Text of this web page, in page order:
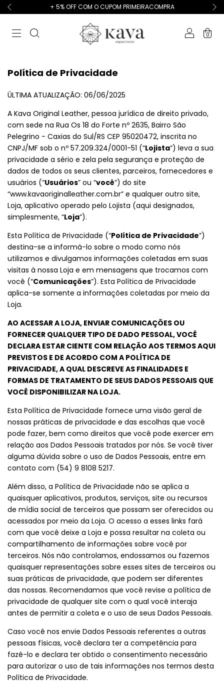
+ 5% OFF COM O CUPOM PRIMEIRACOMPRA
0
Política de Privacidade
ÚLTIMA ATUALIZAÇÃO: 06/06/2025
A Kava Original Leather, pessoa jurídica de direito privado,
com sede na Rua Os 18 do Forte nº 2635, Bairro São
Pelegrino - Caxias do Sul/RS CEP 95020472, inscrita no
CNPJ/MF sob o nº 57.209.324/0001-51 (“Lojista”) leva a sua
privacidade a sério e zela pela segurança e proteção de
dados de todos os seus clientes, parceiros, fornecedores e
usuários (“Usuários” ou “você”) do site
“www.kavaoriginalleather.com.br” e qualquer outro site,
Loja, aplicativo operado pelo Lojista (aqui designados,
simplesmente, “Loja”).
Esta Política de Privacidade (“Política de Privacidade”)
destina-se a informá-lo sobre o modo como nós
utilizamos e divulgamos informações coletadas em suas
visitas à nossa Loja e em mensagens que trocamos com
você (“Comunicações”). Esta Política de Privacidade
aplica-se somente a informações coletadas por meio da
Loja.
AO ACESSAR A LOJA, ENVIAR COMUNICAÇÕES OU
FORNECER QUALQUER TIPO DE DADO PESSOAL, VOCÊ
DECLARA ESTAR CIENTE COM RELAÇÃO AOS TERMOS AQUI
PREVISTOS E DE ACORDO COM A POLÍTICA DE
PRIVACIDADE, A QUAL DESCREVE AS FINALIDADES E
FORMAS DE TRATAMENTO DE SEUS DADOS PESSOAIS QUE
VOCÊ DISPONIBILIZAR NA LOJA.
Esta Política de Privacidade fornece uma visão geral de
nossas práticas de privacidade e das escolhas que você
pode fazer, bem como direitos que você pode exercer em
relação aos Dados Pessoais tratados por nós. Se você tiver
alguma dúvida sobre o uso de Dados Pessoais, entre em
contato com (54) 9 8108 5217.
Além disso, a Política de Privacidade não se aplica a
quaisquer aplicativos, produtos, serviços, site ou recursos
de mídia social de terceiros que possam ser oferecidos ou
acessados por meio da Loja. O acesso a esses links fará
com que você deixe a Loja e possa resultar na coleta ou
compartilhamento de informações sobre você por
terceiros. Nós não controlamos, endossamos ou fazemos
quaisquer representações sobre esses sites de terceiros ou
suas práticas de privacidade, que podem ser diferentes
das nossas. Recomendamos que você revise a política de
privacidade de qualquer site com o qual você interaja
antes de permitir a coleta e o uso de seus Dados Pessoais.
Caso você nos envie Dados Pessoais referentes a outras
pessoas físicas, você declara ter a competência para
fazê-lo e declara ter obtido o consentimento necessário
para autorizar o uso de tais informações nos termos desta
Política de Privacidade.